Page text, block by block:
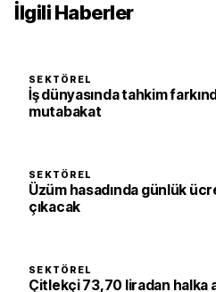
İlgili Haberler
SEKTÖREL
İş dünyasında tahkim
mutabakat
SEKTÖREL
Üzüm hasadında günlük
çıkacak
SEKTÖREL
Çitlekçi 73,70 liradan halka